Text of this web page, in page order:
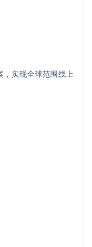
，实现全球范围线上